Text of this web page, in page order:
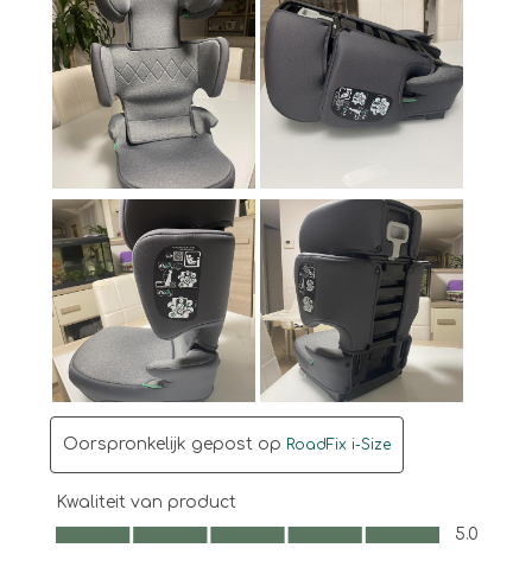
Oorspronkelijk gepost op RoadFix i-Size
Kwaliteit van product
Kwaliteit van product, 5.0 van 5
5.0